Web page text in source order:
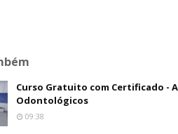
Curso Gratuito com Certificado -
Odontológicos
09:38